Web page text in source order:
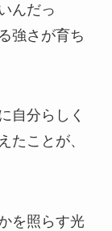
んだっ
強さが育ち
自分らしく
たことが、
を照らす光